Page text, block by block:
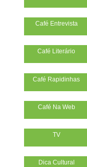
Café Entrevista
Café Literário
Café Rapidinhas
Café Na Web
TV
Dica Cultural